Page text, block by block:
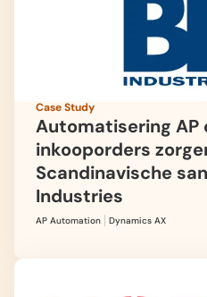
Case Study
Automatisering AP
inkooporders
Scandinavische
Industries
AP Automation Dynamics AX